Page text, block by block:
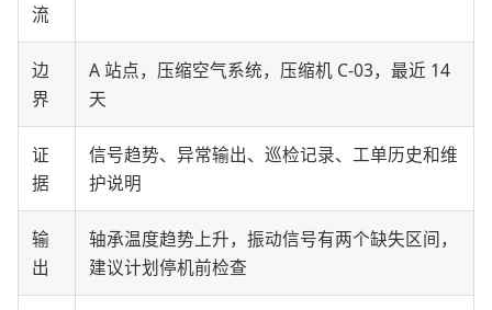
流
边
界
A 站点，压缩空气系统，压缩机 C-03，最近 14
天
证
据
信号趋势、异常输出、巡检记录、工单历史和维
护说明
输
出
轴承温度趋势上升，振动信号有两个缺失区间，
建议计划停机前检查